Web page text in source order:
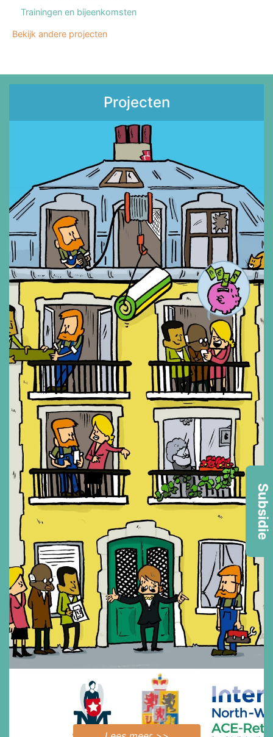
Subsidie
Trainingen en bijeenkomsten
Bekijk andere projecten
Projecten